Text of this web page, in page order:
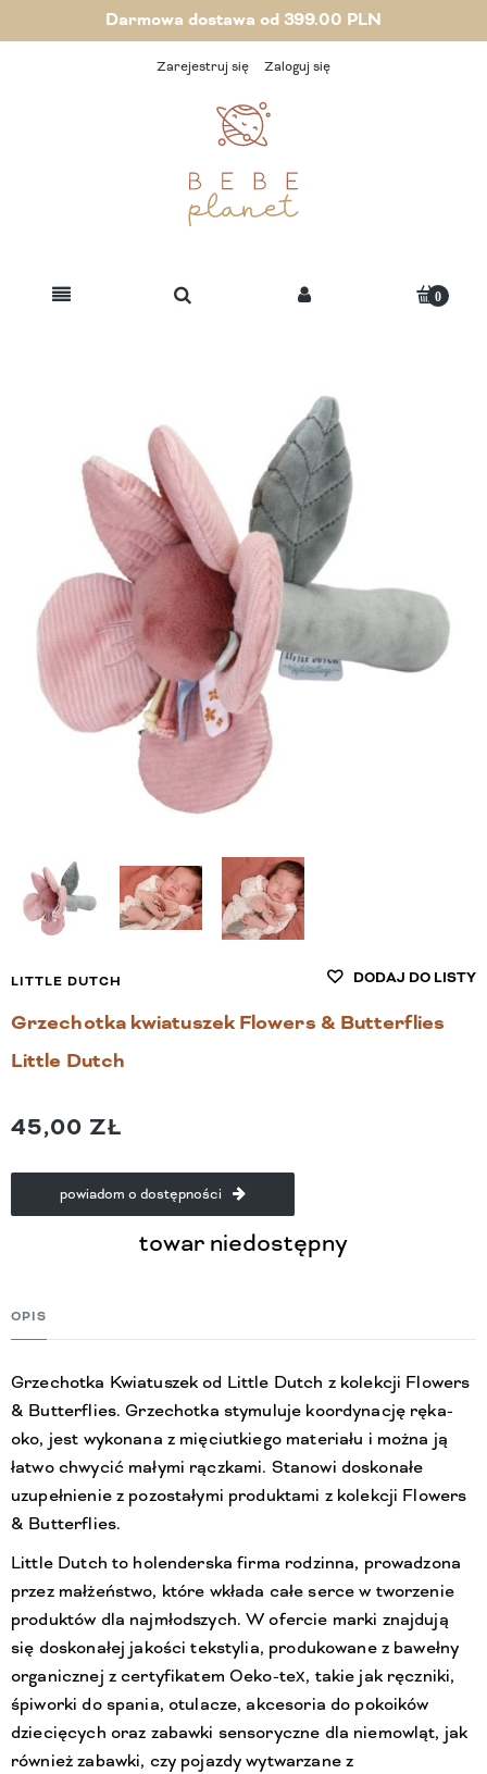
Darmowa dostawa od 399.00 PLN
Zarejestruj się Zaloguj się
DODAJ DO LISTY
LITTLE DUTCH
Grzechotka kwiatuszek Flowers & Butterflies
Little Dutch
45,00 ZŁ
powiadom o dostępności
towar niedostępny
OPIS
Grzechotka Kwiatuszek od Little Dutch z kolekcji Flowers
& Butterflies. Grzechotka stymuluje koordynację ręka-
oko, jest wykonana z mięciutkiego materiału i można ją
łatwo chwycić małymi rączkami. Stanowi doskonałe
uzupełnienie z pozostałymi produktami z kolekcji Flowers
& Butterflies.
Little Dutch to holenderska firma rodzinna, prowadzona
przez małżeństwo, które wkłada całe serce w tworzenie
produktów dla najmłodszych. W ofercie marki znajdują
się doskonałej jakości tekstylia, produkowane z bawełny
organicznej z certyfikatem Oeko-tex, takie jak ręczniki,
śpiworki do spania, otulacze, akcesoria do pokoików
dziecięcych oraz zabawki sensoryczne dla niemowląt, jak
również zabawki, czy pojazdy wytwarzane z